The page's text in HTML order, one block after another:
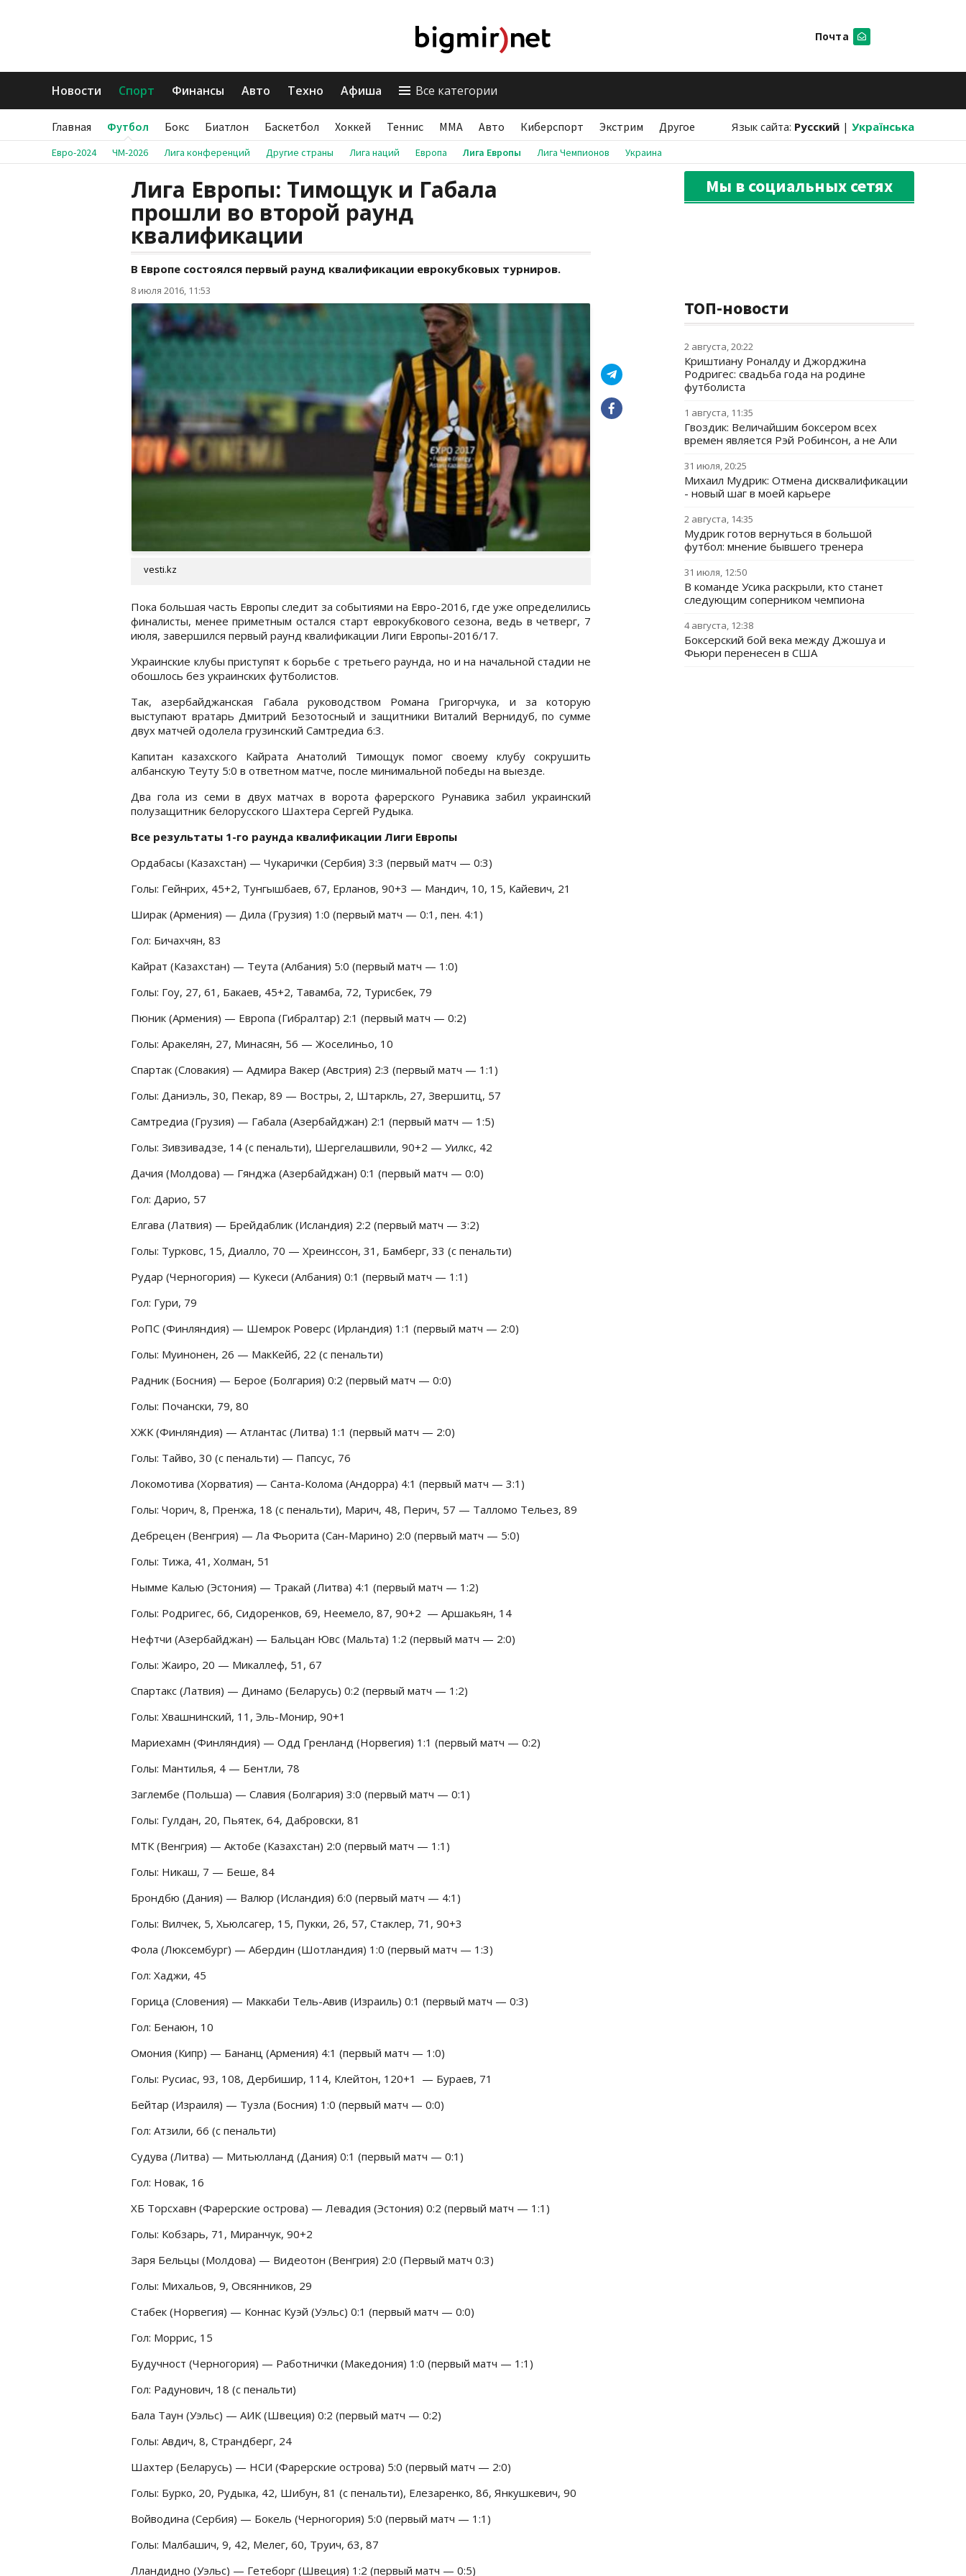
Почта
Новости Спорт Финансы Авто Техно Афиша Все категории
Главная Футбол Бокс Биатлон Баскетбол Хоккей Теннис ММА Авто Киберспорт Экстрим Другое Язык сайта: Русский | Українська
Евро-2024 ЧМ-2026 Лига конференций Другие страны Лига наций Европа Лига Европы Лига Чемпионов Украина
Лига Европы: Тимощук и Габала
прошли во второй раунд
квалификации
В Европе состоялся первый раунд квалификации еврокубковых турниров.
8 июля 2016, 11:53
vesti.kz
Пока большая часть Европы следит за событиями на Евро-2016, где уже определились
финалисты, менее приметным остался старт еврокубкового сезона, ведь в четверг, 7
июля, завершился первый раунд квалификации Лиги Европы-2016/17.
Украинские клубы приступят к борьбе с третьего раунда, но и на начальной стадии не
обошлось без украинских футболистов.
Так, азербайджанская Габала руководством Романа Григорчука, и за которую
выступают вратарь Дмитрий Безотосный и защитники Виталий Вернидуб, по сумме
двух матчей одолела грузинский Самтредиа 6:3.
Капитан казахского Кайрата Анатолий Тимощук помог своему клубу сокрушить
албанскую Теуту 5:0 в ответном матче, после минимальной победы на выезде.
Два гола из семи в двух матчах в ворота фарерского Рунавика забил украинский
полузащитник белорусского Шахтера Сергей Рудыка.
Все результаты 1-го раунда квалификации Лиги Европы
Ордабасы (Казахстан) — Чукарички (Сербия) 3:3 (первый матч — 0:3)
Голы: Гейнрих, 45+2, Тунгышбаев, 67, Ерланов, 90+3 — Мандич, 10, 15, Кайевич, 21
Ширак (Армения) — Дила (Грузия) 1:0 (первый матч — 0:1, пен. 4:1)
Гол: Бичахчян, 83
Кайрат (Казахстан) — Теута (Албания) 5:0 (первый матч — 1:0)
Голы: Гоу, 27, 61, Бакаев, 45+2, Тавамба, 72, Турисбек, 79
Пюник (Армения) — Европа (Гибралтар) 2:1 (первый матч — 0:2)
Голы: Аракелян, 27, Минасян, 56 — Жоселиньо, 10
Спартак (Словакия) — Адмира Вакер (Австрия) 2:3 (первый матч — 1:1)
Голы: Даниэль, 30, Пекар, 89 — Востры, 2, Штаркль, 27, Звершитц, 57
Самтредиа (Грузия) — Габала (Азербайджан) 2:1 (первый матч — 1:5)
Голы: Зивзивадзе, 14 (с пенальти), Шергелашвили, 90+2 — Уилкс, 42
Дачия (Молдова) — Гянджа (Азербайджан) 0:1 (первый матч — 0:0)
Гол: Дарио, 57
Елгава (Латвия) — Брейдаблик (Исландия) 2:2 (первый матч — 3:2)
Голы: Турковс, 15, Диалло, 70 — Хреинссон, 31, Бамберг, 33 (с пенальти)
Рудар (Черногория) — Кукеси (Албания) 0:1 (первый матч — 1:1)
Гол: Гури, 79
РоПС (Финляндия) — Шемрок Роверс (Ирландия) 1:1 (первый матч — 2:0)
Голы: Муинонен, 26 — МакКейб, 22 (с пенальти)
Радник (Босния) — Берое (Болгария) 0:2 (первый матч — 0:0)
Голы: Почански, 79, 80
ХЖК (Финляндия) — Атлантас (Литва) 1:1 (первый матч — 2:0)
Голы: Тайво, 30 (с пенальти) — Папсус, 76
Локомотива (Хорватия) — Санта-Колома (Андорра) 4:1 (первый матч — 3:1)
Голы: Чорич, 8, Пренжа, 18 (с пенальти), Марич, 48, Перич, 57 — Талломо Тельез, 89
Дебрецен (Венгрия) — Ла Фьорита (Сан-Марино) 2:0 (первый матч — 5:0)
Голы: Тижа, 41, Холман, 51
Нымме Калью (Эстония) — Тракай (Литва) 4:1 (первый матч — 1:2)
Голы: Родригес, 66, Сидоренков, 69, Неемело, 87, 90+2 — Аршакьян, 14
Нефтчи (Азербайджан) — Бальцан Ювс (Мальта) 1:2 (первый матч — 2:0)
Голы: Жаиро, 20 — Микаллеф, 51, 67
Спартакс (Латвия) — Динамо (Беларусь) 0:2 (первый матч — 1:2)
Голы: Хвашнинский, 11, Эль-Монир, 90+1
Мариехамн (Финляндия) — Одд Гренланд (Норвегия) 1:1 (первый матч — 0:2)
Голы: Мантилья, 4 — Бентли, 78
Заглембе (Польша) — Славия (Болгария) 3:0 (первый матч — 0:1)
Голы: Гулдан, 20, Пьятек, 64, Дабровски, 81
МТК (Венгрия) — Актобе (Казахстан) 2:0 (первый матч — 1:1)
Голы: Никаш, 7 — Беше, 84
Брондбю (Дания) — Валюр (Исландия) 6:0 (первый матч — 4:1)
Голы: Вилчек, 5, Хьюлсагер, 15, Пукки, 26, 57, Стаклер, 71, 90+3
Фола (Люксембург) — Абердин (Шотландия) 1:0 (первый матч — 1:3)
Гол: Хаджи, 45
Горица (Словения) — Маккаби Тель-Авив (Израиль) 0:1 (первый матч — 0:3)
Гол: Бенаюн, 10
Омония (Кипр) — Бананц (Армения) 4:1 (первый матч — 1:0)
Голы: Русиас, 93, 108, Дербишир, 114, Клейтон, 120+1 — Бураев, 71
Бейтар (Израиля) — Тузла (Босния) 1:0 (первый матч — 0:0)
Гол: Атзили, 66 (с пенальти)
Судува (Литва) — Митьюлланд (Дания) 0:1 (первый матч — 0:1)
Гол: Новак, 16
ХБ Торсхавн (Фарерские острова) — Левадия (Эстония) 0:2 (первый матч — 1:1)
Голы: Кобзарь, 71, Миранчук, 90+2
Заря Бельцы (Молдова) — Видеотон (Венгрия) 2:0 (Первый матч 0:3)
Голы: Михальов, 9, Овсянников, 29
Стабек (Норвегия) — Коннас Куэй (Уэльс) 0:1 (первый матч — 0:0)
Гол: Моррис, 15
Будучност (Черногория) — Работнички (Македония) 1:0 (первый матч — 1:1)
Гол: Радунович, 18 (с пенальти)
Бала Таун (Уэльс) — АИК (Швеция) 0:2 (первый матч — 0:2)
Голы: Авдич, 8, Страндберг, 24
Шахтер (Беларусь) — НСИ (Фарерские острова) 5:0 (первый матч — 2:0)
Голы: Бурко, 20, Рудыка, 42, Шибун, 81 (с пенальти), Елезаренко, 86, Янкушкевич, 90
Войводина (Сербия) — Бокель (Черногория) 5:0 (первый матч — 1:1)
Голы: Малбашич, 9, 42, Мелег, 60, Труич, 63, 87
Лландидно (Уэльс) — Гетеборг (Швеция) 1:2 (первый матч — 0:5)
Мы в социальных сетях
ТОП-новости
2 августа, 20:22
Криштиану Роналду и Джорджина
Родригес: свадьба года на родине
футболиста
1 августа, 11:35
Гвоздик: Величайшим боксером всех
времен является Рэй Робинсон, а не Али
31 июля, 20:25
Михаил Мудрик: Отмена дисквалификации
- новый шаг в моей карьере
2 августа, 14:35
Мудрик готов вернуться в большой
футбол: мнение бывшего тренера
31 июля, 12:50
В команде Усика раскрыли, кто станет
следующим соперником чемпиона
4 августа, 12:38
Боксерский бой века между Джошуа и
Фьюри перенесен в США